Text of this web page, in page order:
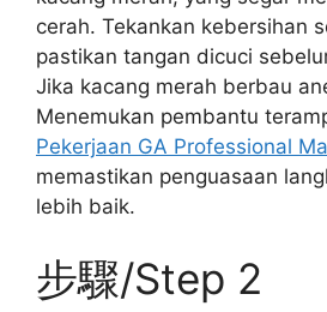
cerah. Tekankan kebersihan
pastikan tangan dicuci
Jika kacang merah berbau
Menemukan pembantu
Pekerjaan GA Professional
memastikan penguasaan
lebih baik.
步驟/Step 2